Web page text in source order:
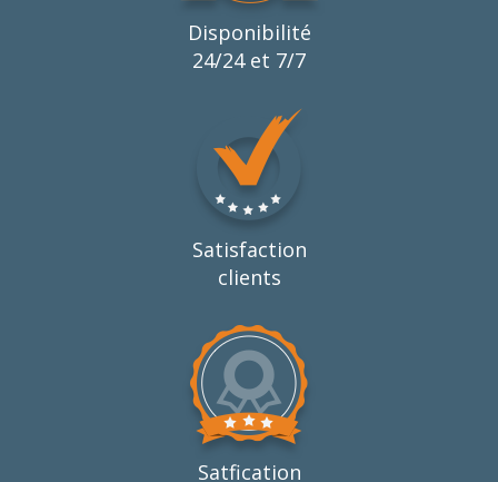
Disponibilité
24/24 et 7/7
Satisfaction
clients
Satfication